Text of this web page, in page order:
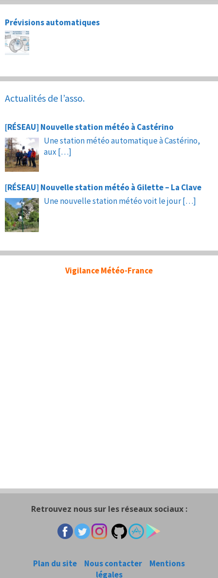
Prévisions automatiques
Actualités de l’asso.
[RÉSEAU] Nouvelle station météo à Castérino
Une station météo automatique à Castérino,
aux […]
[RÉSEAU] Nouvelle station météo à Gilette – La Clave
Une nouvelle station météo voit le jour[…]
Vigilance Météo-France
Retrouvez nous sur les réseaux sociaux :
Plan du site Nous contacter
Mentions
légales